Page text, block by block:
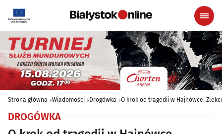
Strona główna Wiadomości Drogówka O krok od tragedii w Hajnówce.
DROGÓWKA